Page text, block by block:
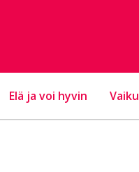
Elä ja voi hyvin